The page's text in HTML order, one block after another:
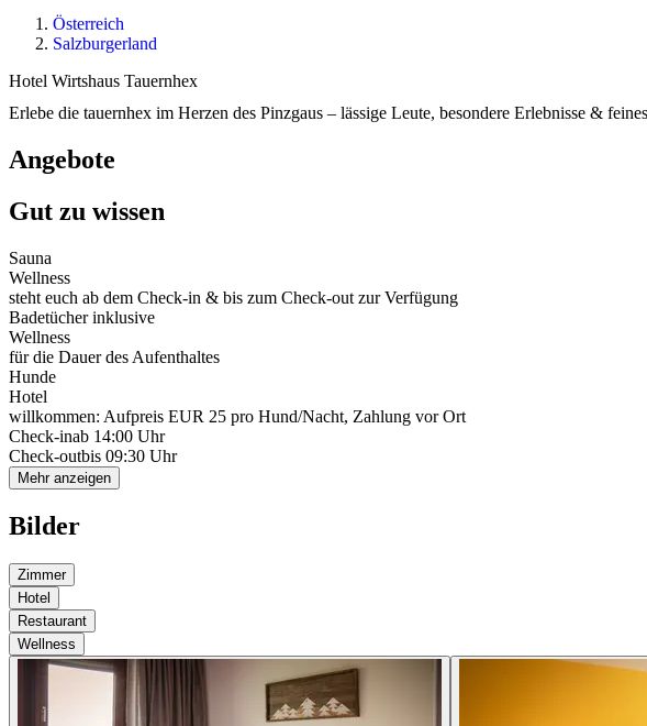
Österreich
Salzburgerland
Hotel Wirtshaus Tauernhex
Erlebe die tauernhex im Herzen des Pinzgaus – lässige Leute, besondere Erlebnisse &
Angebote
Gut zu wissen
Sauna
Wellness
steht euch ab dem Check-in & bis zum Check-out zur Verfügung
Badetücher inklusive
Wellness
für die Dauer des Aufenthaltes
Hunde
Hotel
willkommen: Aufpreis EUR 25 pro Hund/Nacht, Zahlung vor Ort
Check-inab 14:00 Uhr
Check-outbis 09:30 Uhr
Mehr anzeigen
Bilder
Zimmer
Hotel
Restaurant
Wellness